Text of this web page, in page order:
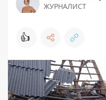
ЖУРНАЛИСТ
👍